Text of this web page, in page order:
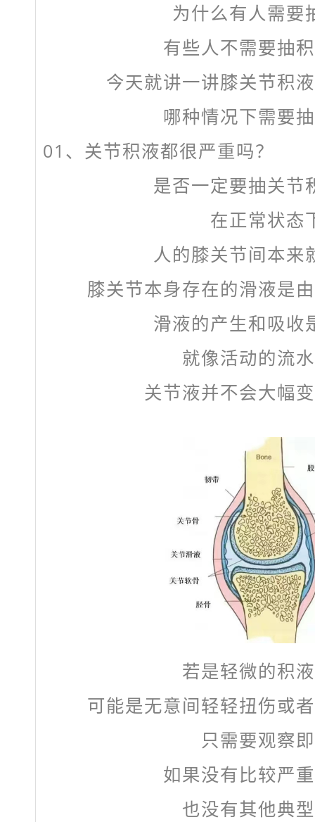
为什么有人需要
有些人不需要抽
今天就讲一讲膝关节积
哪种情况下需要
01、 关节积液都很严重吗？
是否一定要抽关节
在正常状态
人的膝关节间本来
膝关节本身存在的滑液是
滑液的产生和吸收
就像活动的流
关节液并不会大幅
若是轻微的积
可能是无意间轻轻扭伤或
只需要观察
如果没有比较严
也没有其他典